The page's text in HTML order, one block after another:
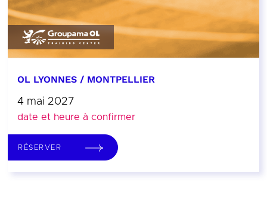
OL LYONNES / MONTPELLIER
4 mai 2027
date et heure à confirmer
RÉSERVER